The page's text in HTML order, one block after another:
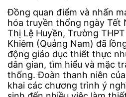
Đồng quan điểm và nhấn
hóa truyền thống ngày Tết
Thị Lệ Huyền, Trường
Khiêm (Quảng Nam) đã
động giáo dục thiết thực
dân gian, tìm hiểu và mặc
thống. Đoàn thanh niên
khai các chương trình ý